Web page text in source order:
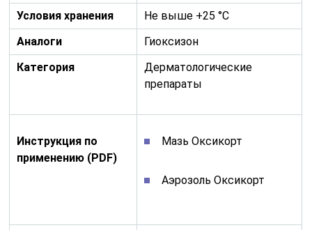
Условия хранения
Не выше +25 °C
Аналоги
Гиоксизон
Категория
Дерматологические
препараты
Инструкция по
применению (PDF)
Мазь Оксикорт
Аэрозоль Оксикорт